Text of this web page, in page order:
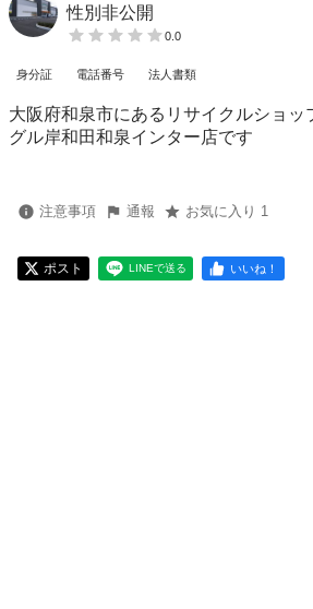
性別非公開
0.0
身分証 電話番号 法人書類
大阪府和泉市にあるリサイクルショッ
グル岸和田和泉インター店です
注意事項 通報 お気に入り 1
ポスト LINEで送る いいね！